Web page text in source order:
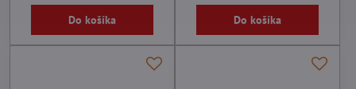
Do košíka Do košíka